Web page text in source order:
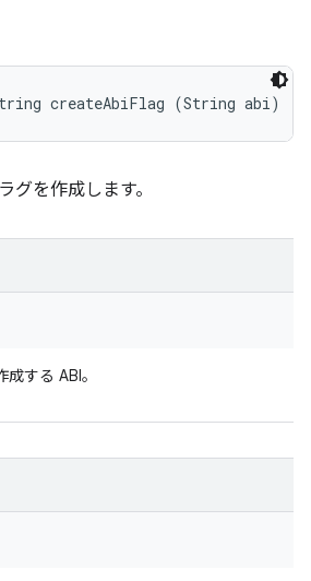
createAbiFlag (String abi)
グを作成します。
する ABI。